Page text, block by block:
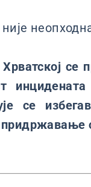
се
се